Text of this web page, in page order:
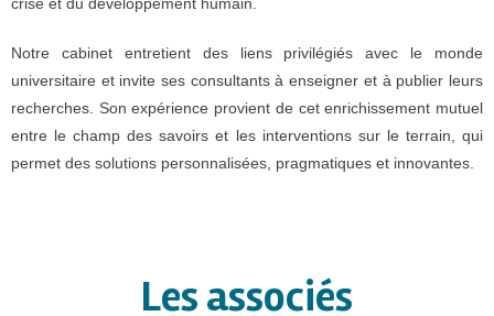
Notre cabinet entretient des liens privilégiés avec le monde
universitaire et invite ses consultants à enseigner et à publier leurs
recherches. Son expérience provient de cet enrichissement mutuel
entre le champ des savoirs et les interventions sur le terrain, qui
permet des solutions personnalisées, pragmatiques et innovantes.
Les associés